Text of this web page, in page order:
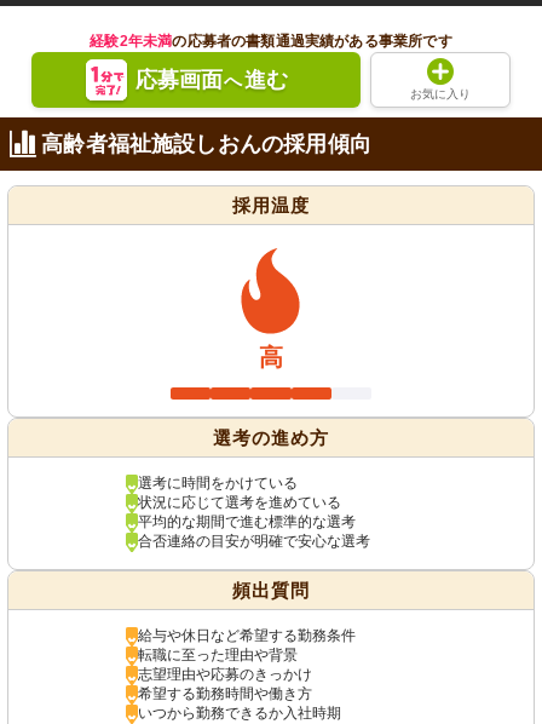
経験2年未満の応募者の書類通過実績がある事業所です
応募画面へ進む
お気に入り
高齢者福祉施設しおんの採用傾向
採用温度
高
選考の進め方
選考に時間をかけている
状況に応じて選考を進めている
平均的な期間で進む標準的な選考
合否連絡の目安が明確で安心な選考
頻出質問
給与や休日など希望する勤務条件
転職に至った理由や背景
志望理由や応募のきっかけ
希望する勤務時間や働き方
いつから勤務できるか入社時期